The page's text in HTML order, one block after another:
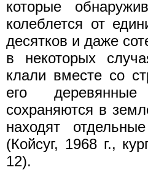
которые
колеблется от
десятков и даже
в некоторых
клали вместе со
его
сохраняются в
находят
(Койсуг, 1968 г.,
12).